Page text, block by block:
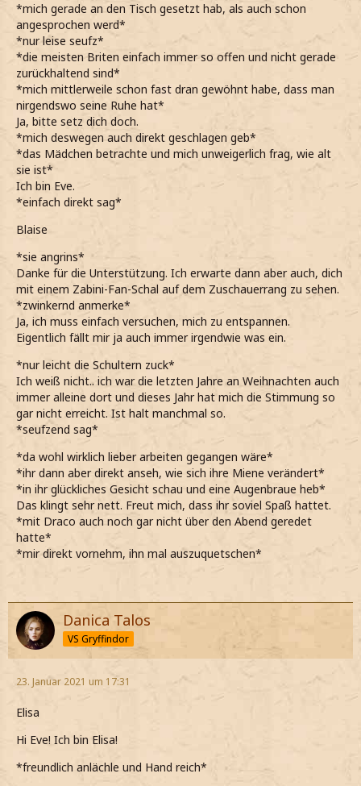
*mich gerade an den Tisch gesetzt hab, als auch schon
angesprochen werd*
*nur leise seufz*
*die meisten Briten einfach immer so offen und nicht gerade
zurückhaltend sind*
*mich mittlerweile schon fast dran gewöhnt habe, dass man
nirgendswo seine Ruhe hat*
Ja, bitte setz dich doch.
*mich deswegen auch direkt geschlagen geb*
*das Mädchen betrachte und mich unweigerlich frag, wie alt
sie ist*
Ich bin Eve.
*einfach direkt sag*
Blaise
*sie angrins*
Danke für die Unterstützung. Ich erwarte dann aber auch, dich
mit einem Zabini-Fan-Schal auf dem Zuschauerrang zu sehen.
*zwinkernd anmerke*
Ja, ich muss einfach versuchen, mich zu entspannen.
Eigentlich fällt mir ja auch immer irgendwie was ein.
*nur leicht die Schultern zuck*
Ich weiß nicht.. ich war die letzten Jahre an Weihnachten auch
immer alleine dort und dieses Jahr hat mich die Stimmung so
gar nicht erreicht. Ist halt manchmal so.
*seufzend sag*
*da wohl wirklich lieber arbeiten gegangen wäre*
*ihr dann aber direkt anseh, wie sich ihre Miene verändert*
*in ihr glückliches Gesicht schau und eine Augenbraue heb*
Das klingt sehr nett. Freut mich, dass ihr soviel Spaß hattet.
*mit Draco auch noch gar nicht über den Abend geredet
hatte*
*mir direkt vornehm, ihn mal auszuquetschen*
Danica Talos
VS Gryffindor
23. Januar 2021 um 17:31
Elisa
Hi Eve! Ich bin Elisa!
*freundlich anlächle und Hand reich*